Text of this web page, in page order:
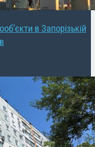
в Запорізькій